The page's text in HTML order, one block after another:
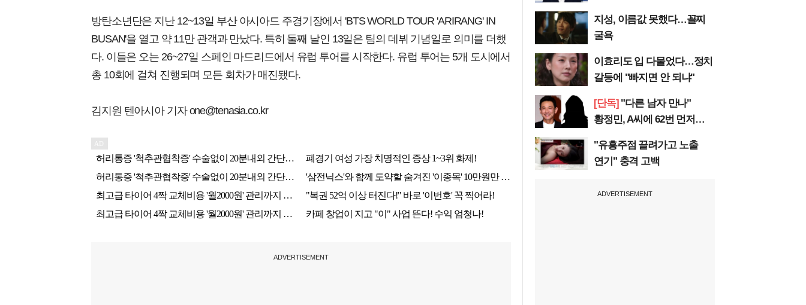
방탄소년단은 지난 12~13일 부산 아시아드 주경기장에서 'BTS WORLD TOUR 'ARIRANG' IN
BUSAN'을 열고 약 11만 관객과 만났다. 특히 둘째 날인 13일은 팀의 데뷔 기념일로 의미를 더했
다. 이들은 오는 26~27일 스페인 마드리드에서 유럽 투어를 시작한다. 유럽 투어는 5개 도시에서
총 10회에 걸쳐 진행되며 모든 회차가 매진됐다.
김지원 텐아시아 기자 one@tenasia.co.kr
ADVERTISEMENT
지성, 이름값 못했다…꼴찌
굴욕
이효리도 입 다물었다…정치
갈등에 "빠지면 안 되냐"
[단독]"다른 남자 만나"
황정민, A씨에 62번 먼저
"유흥주점 끌려가고 노출
연기" 충격 고백
ADVERTISEMENT